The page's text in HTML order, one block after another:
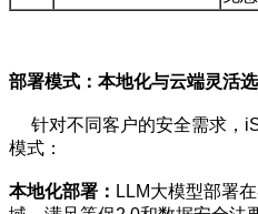
部署模式：本地化与云端灵活
针对不同客户的安全需求，
模式：
本地化部署： LLM大模型部署